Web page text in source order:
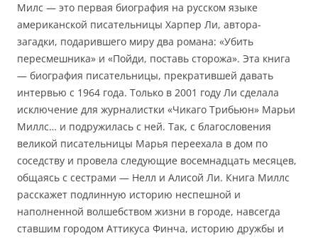
Милс — это первая биография на русском языке
американской писательницы Харпер Ли, автора-
загадки, подарившего миру два романа: «Убить
пересмешника» и «Пойди, поставь сторожа». Эта книга
— биография писательницы, прекратившей давать
интервью с 1964 года. Только в 2001 году Ли сделала
исключение для журналистки «Чикаго Трибьюн» Марьи
Миллс… и подружилась с ней. Так, с благословения
великой писательницы Марья переехала в дом по
соседству и провела следующие восемнадцать месяцев,
общаясь с сестрами — Нелл и Алисой Ли. Книга Миллс
расскажет подлинную историю неспешной и
наполненной волшебством жизни в городе, навсегда
ставшим городом Аттикуса Финча, историю дружбы и